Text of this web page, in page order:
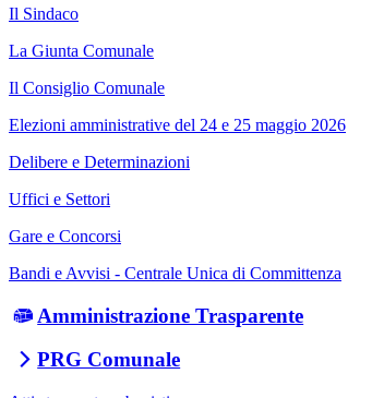
Il Sindaco
La Giunta Comunale
Il Consiglio Comunale
Elezioni amministrative del 24 e 25 maggio 2026
Delibere e Determinazioni
Uffici e Settori
Gare e Concorsi
Bandi e Avvisi - Centrale Unica di Committenza
Amministrazione Trasparente
PRG Comunale